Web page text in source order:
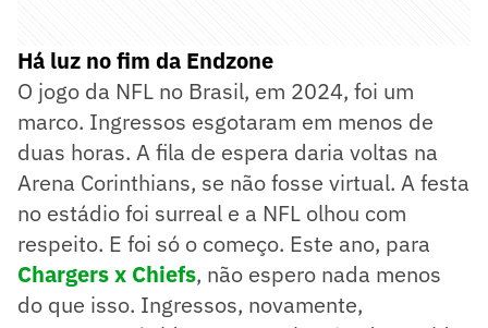
Há luz no fim da Endzone
O jogo da NFL no Brasil, em 2024, foi um
marco. Ingressos esgotaram em menos de
duas horas. A fila de espera daria voltas na
Arena Corinthians, se não fosse virtual. A festa
no estádio foi surreal e a NFL olhou com
respeito. E foi só o começo. Este ano, para
Chargers x Chiefs, não espero nada menos
do que isso. Ingressos, novamente,